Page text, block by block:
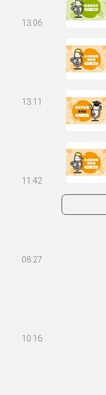
13:06
13:11
11:42
08:27
10:16